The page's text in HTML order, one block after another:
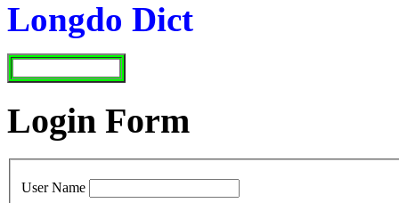
Longdo Dict
Login Form
User Name